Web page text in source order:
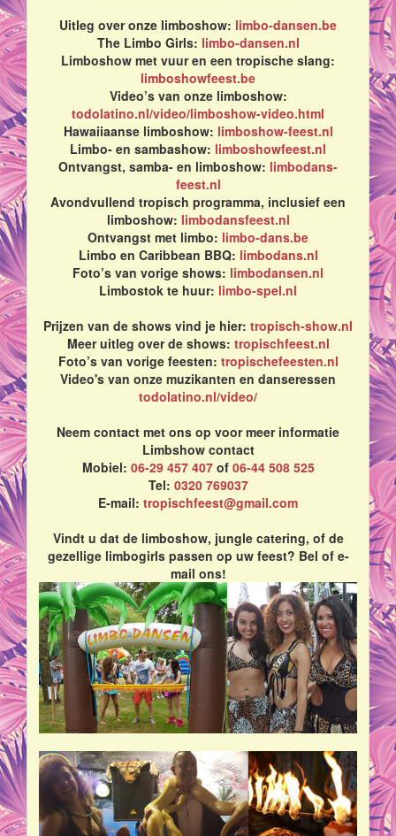
Uitleg over onze limboshow: limbo-dansen.be
The Limbo Girls: limbo-dansen.nl
Limboshow met vuur en een tropische slang:
limboshowfeest.be
Video’s van onze limboshow:
todolatino.nl/video/limboshow-video.html
Hawaiiaanse limboshow: limboshow-feest.nl
Limbo- en sambashow: limboshowfeest.nl
Ontvangst, samba- en limboshow: limbodans-
feest.nl
Avondvullend tropisch programma, inclusief een
limboshow: limbodansfeest.nl
Ontvangst met limbo: limbo-dans.be
Limbo en Caribbean BBQ: limbodans.nl
Foto’s van vorige shows: limbodansen.nl
Limbostok te huur: limbo-spel.nl
Prijzen van de shows vind je hier: tropisch-show.nl
Meer uitleg over de shows: tropischfeest.nl
Foto’s van vorige feesten: tropischefeesten.nl
Video's van onze muzikanten en danseressen
todolatino.nl/video/
Neem contact met ons op voor meer informatie
Limbshow contact
Mobiel: 06-29 457 407of 06-44 508 525
Tel: 0320 769037
E-mail: tropischfeest@gmail.com
Vindt u dat de limboshow, jungle catering, of de
gezellige limbogirls passen op uw feest? Bel of e-
mail ons!